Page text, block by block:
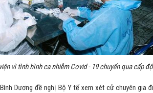
vì tình hình ca nhiễm Covid - 19 chuyển qua cấp
Dương đề nghị Bộ Y tế xem xét cử chuyên gia